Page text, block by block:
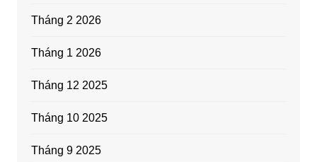
Tháng 2 2026
Tháng 1 2026
Tháng 12 2025
Tháng 10 2025
Tháng 9 2025